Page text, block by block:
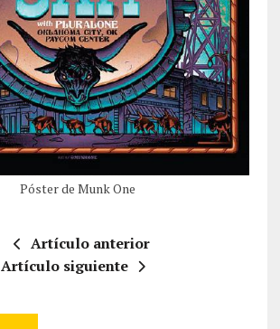
Póster de Munk One
Artículo anterior
Artículo siguiente